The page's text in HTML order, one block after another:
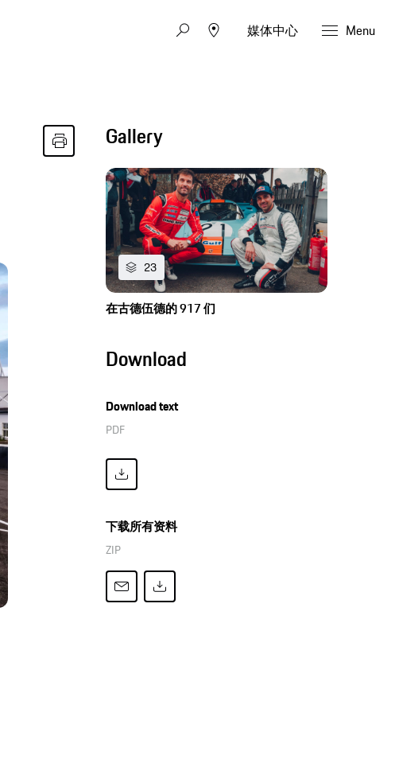
媒体中心 Menu
Gallery
23
在古德伍德的 917 们
Download
Download text
PDF
下载所有资料
ZIP